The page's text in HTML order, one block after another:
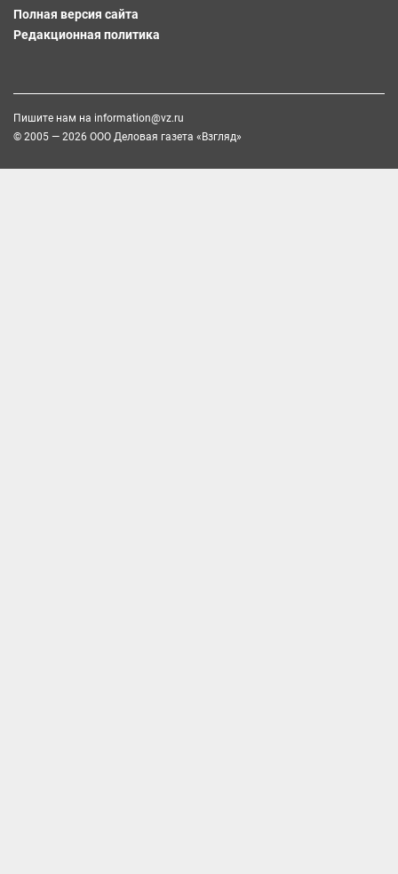
Полная версия сайта
Редакционная политика
Пишите нам на information@vz.ru
© 2005 — 2026 ООО Деловая газета «Взгляд»